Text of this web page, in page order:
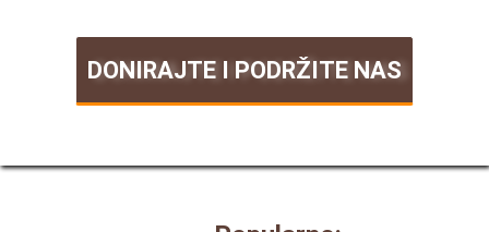
DONIRAJTE I PODRŽITE NAS